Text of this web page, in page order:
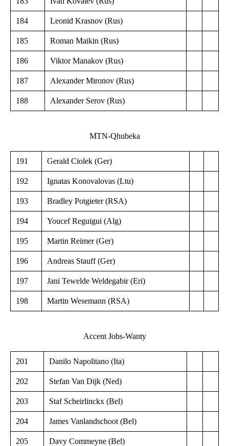
184 Leonid Krasnov (Rus)
185 Roman Maikin (Rus)
186 Viktor Manakov (Rus)
187 Alexander Mironov (Rus)
188 Alexander Serov (Rus)
MTN-Qhubeka
191 Gerald Ciolek (Ger)
192 Ignatas Konovalovas (Ltu)
193 Bradley Potgieter (RSA)
194 Youcef Reguigui (Alg)
195 Martin Reimer (Ger)
196 Andreas Stauff (Ger)
197 Jani Tewelde Weldegabir (Eri)
198 Martin Wesemann (RSA)
Accent Jobs-Wanty
201 Danilo Napolitano (Ita)
202 Stefan Van Dijk (Ned)
203 Staf Scheirlinckx (Bel)
204 James Vanlandschoot (Bel)
205 Davy Commeyne (Bel)